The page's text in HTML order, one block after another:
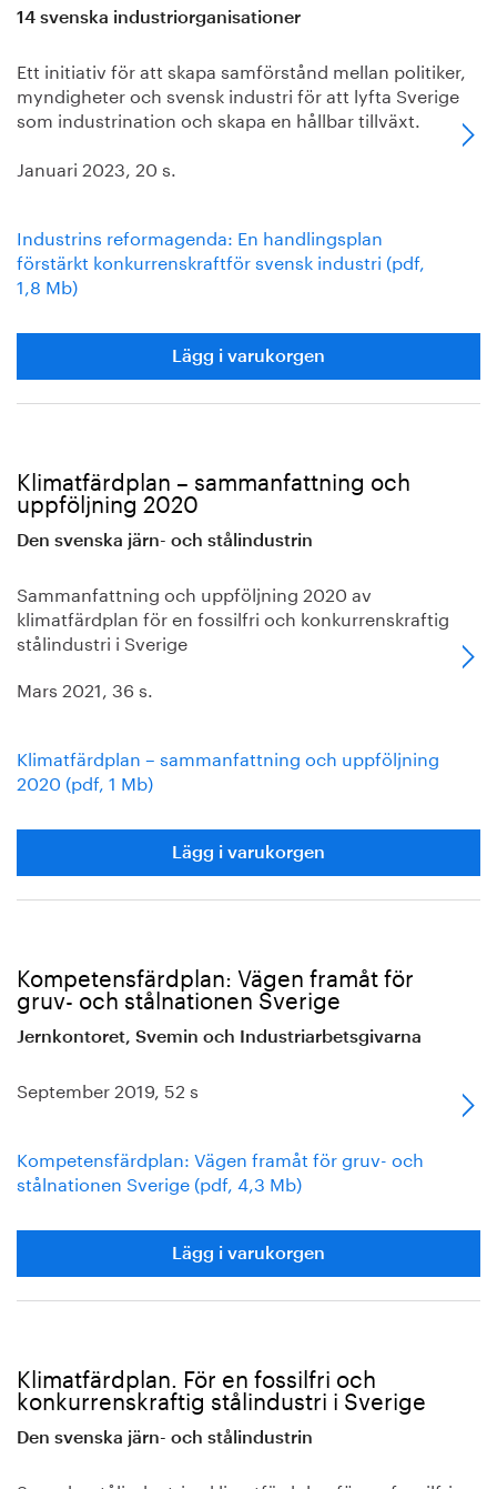
14 svenska industriorganisationer
Ett initiativ för att skapa samförstånd mellan politiker,
myndigheter och svensk industri för att lyfta Sverige
som industrination och skapa en hållbar tillväxt.
Januari 2023, 20 s.
Industrins reformagenda: En handlingsplan
förstärkt konkurrenskraftför svensk industri (pdf,
1,8 Mb)
Lägg i varukorgen
Klimatfärdplan – sammanfattning och
uppföljning 2020
Den svenska järn- och stålindustrin
Sammanfattning och uppföljning 2020 av
klimatfärdplan för en fossilfri och konkurrenskraftig
stålindustri i Sverige
Mars 2021, 36 s.
Klimatfärdplan – sammanfattning och uppföljning
2020 (pdf, 1 Mb)
Lägg i varukorgen
Kompetensfärdplan: Vägen framåt för
gruv- och stålnationen Sverige
Jernkontoret, Svemin och Industriarbetsgivarna
September 2019, 52 s
Kompetensfärdplan: Vägen framåt för gruv- och
stålnationen Sverige (pdf, 4,3 Mb)
Lägg i varukorgen
Klimatfärdplan. För en fossilfri och
konkurrenskraftig stålindustri i Sverige
Den svenska järn- och stålindustrin